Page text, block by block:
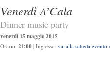
Venerdì A’Cala
Dinner music party
venerdì 15 maggio 2015
Orario: 21:00 | Ingresso: vai alla scheda evento